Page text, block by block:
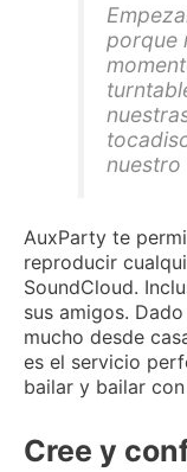
porque
nuestro
AuxParty te
reproducir
SoundCloud.
sus amigos.
mucho desde
es el servicio
bailar y bailar
Cree y